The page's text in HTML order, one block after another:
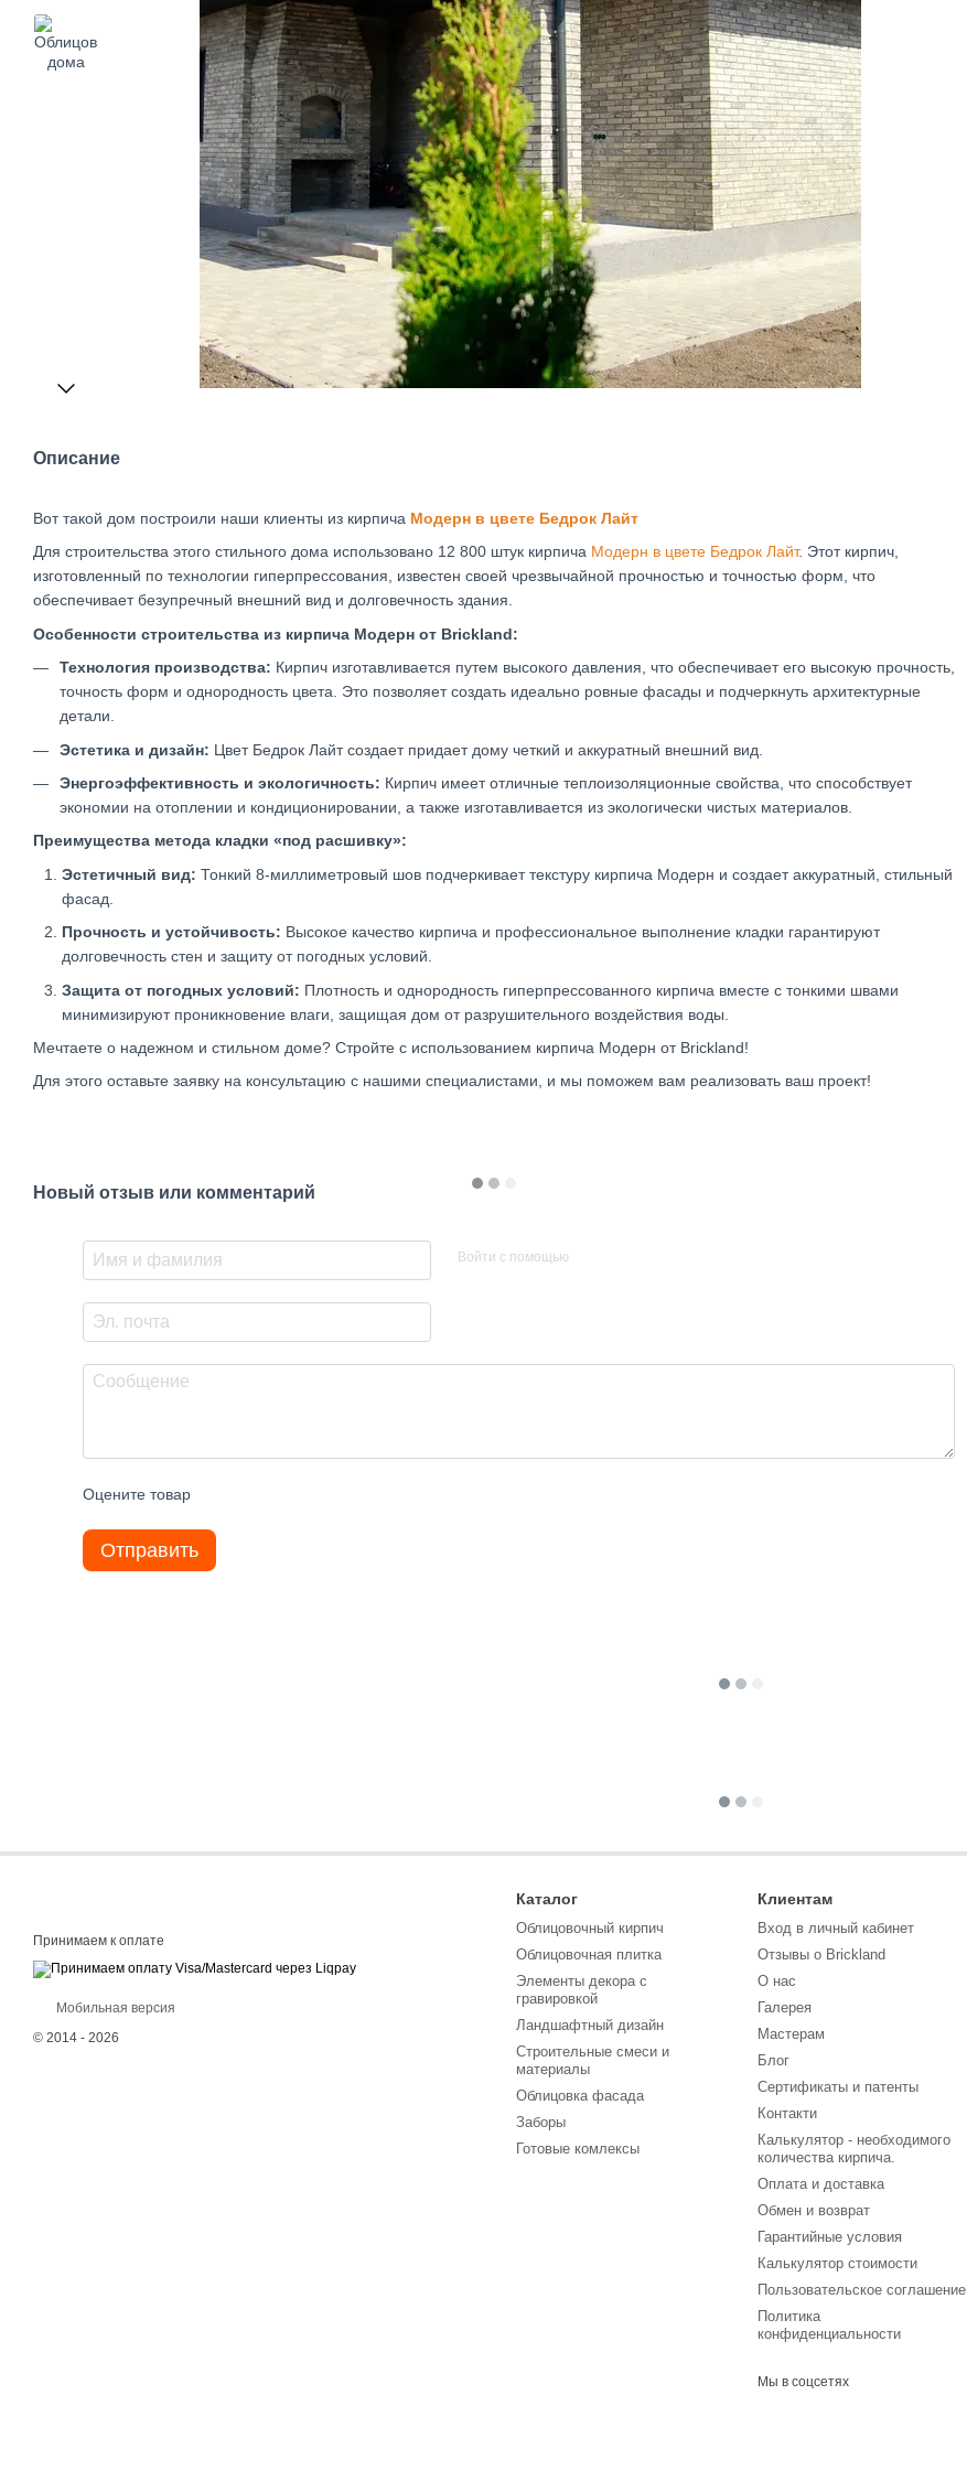
Описание
Вот такой дом построили наши клиенты из кирпича Модерн в цвете Бедрок Лайт
Для строительства этого стильного дома использовано 12 800 штук кирпича Модерн в цвете Бедрок Лайт. Этот кирпич,
изготовленный по технологии гиперпрессования, известен своей чрезвычайной прочностью и точностью форм, что
обеспечивает безупречный внешний вид и долговечность здания.
Особенности строительства из кирпича Модерн от Brickland:
Технология производства: Кирпич изготавливается путем высокого давления, что обеспечивает его высокую прочность,
точность форм и однородность цвета. Это позволяет создать идеально ровные фасады и подчеркнуть архитектурные
детали.
Эстетика и дизайн: Цвет Бедрок Лайт создает придает дому четкий и аккуратный внешний вид.
Энергоэффективность и экологичность: Кирпич имеет отличные теплоизоляционные свойства, что способствует
экономии на отоплении и кондиционировании, а также изготавливается из экологически чистых материалов.
Преимущества метода кладки «под расшивку»:
Эстетичный вид: Тонкий 8-миллиметровый шов подчеркивает текстуру кирпича Модерн и создает аккуратный, стильный
фасад.
Прочность и устойчивость: Высокое качество кирпича и профессиональное выполнение кладки гарантируют
долговечность стен и защиту от погодных условий.
Защита от погодных условий: Плотность и однородность гиперпрессованного кирпича вместе с тонкими швами
минимизируют проникновение влаги, защищая дом от разрушительного воздействия воды.
Мечтаете о надежном и стильном доме? Стройте с использованием кирпича Модерн от Brickland!
Для этого оставьте заявку на консультацию с нашими специалистами, и мы поможем вам реализовать ваш проект!
Новый отзыв или комментарий
Войти с помощью
Оцените товар
Отправить
Принимаем к оплате
Мобильная версия
© 2014 - 2026
Каталог
Облицовочный кирпич
Облицовочная плитка
Элементы декора с
гравировкой
Ландшафтный дизайн
Строительные смеси и
материалы
Облицовка фасада
Заборы
Готовые комлексы
Клиентам
Вход в личный кабинет
Отзывы о Brickland
О нас
Галерея
Мастерам
Блог
Сертификаты и патенты
Контакти
Калькулятор - необходимого
количества кирпича.
Оплата и доставка
Обмен и возврат
Гарантийные условия
Калькулятор стоимости
Пользовательское соглашение
Политика
конфиденциальности
Мы в соцсетях